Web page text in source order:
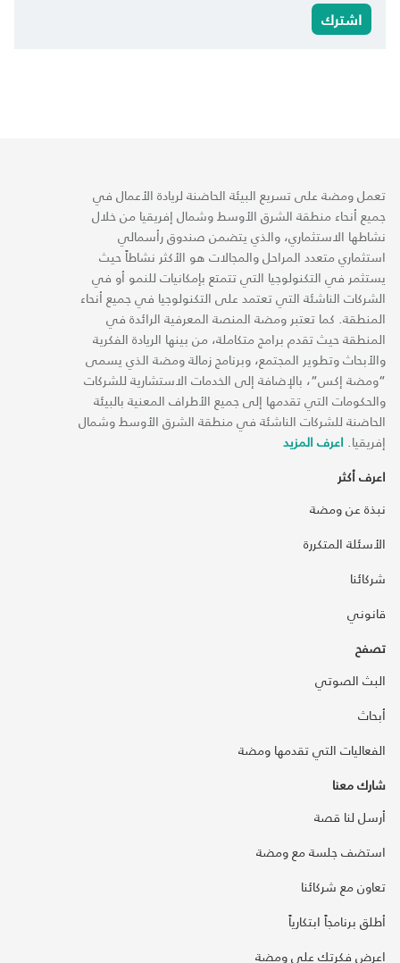
اشترك
تعمل ومضة على تسريع البيئة الحاضنة لريادة الأعمال في
جميع أنحاء منطقة الشرق الأوسط وشمال إفريقيا من خلال
نشاطها الاستثماري، والذي يتضمن صندوق رأسمالي
استثماري متعدد المراحل والمجالات هو الأكثر نشاطاً حيث
يستثمر في التكنولوجيا التي تتمتع بإمكانيات للنمو أو في
الشركات الناشئة التي تعتمد على التكنولوجيا في جميع أنحاء
المنطقة. كما تعتبر ومضة المنصة المعرفية الرائدة في
المنطقة حيث تقدم برامج متكاملة، من بينها الريادة الفكرية
والأبحاث وتطوير المجتمع، وبرنامج زمالة ومضة الذي يسمى
“ومضة إكس“، بالإضافة إلى الخدمات الاستشارية للشركات
والحكومات التي تقدمها إلى جميع الأطراف المعنية بالبيئة
الحاضنة للشركات الناشئة في منطقة الشرق الأوسط وشمال
إفريقيا. اعرف المزيد
اعرف أكثر
نبذة عن ومضة
الأسئلة المتكررة
شركائنا
قانوني
تصفح
البث الصوتي
أبحاث
الفعاليات التي تقدمها ومضة
شارك معنا
أرسل لنا قصة
استضف جلسة مع ومضة
تعاون مع شركائنا
أطلق برنامجاً ابتكارياً
اعرض فكرتك على ومضة